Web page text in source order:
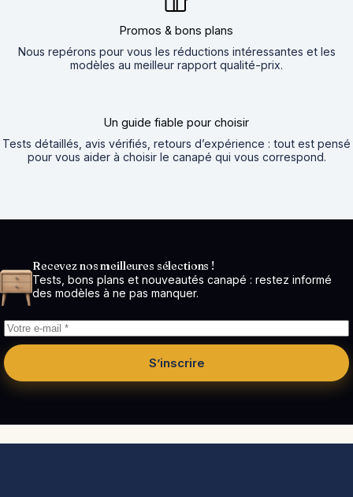
Promos & bons plans
Nous repérons pour vous les réductions intéressantes et les
modèles au meilleur rapport qualité-prix.
Un guide fiable pour choisir
Tests détaillés, avis vérifiés, retours d’expérience : tout est pensé
pour vous aider à choisir le canapé qui vous correspond.
Recevez nos meilleures sélections !
Tests, bons plans et nouveautés canapé : restez informé
des modèles à ne pas manquer.
S’inscrire